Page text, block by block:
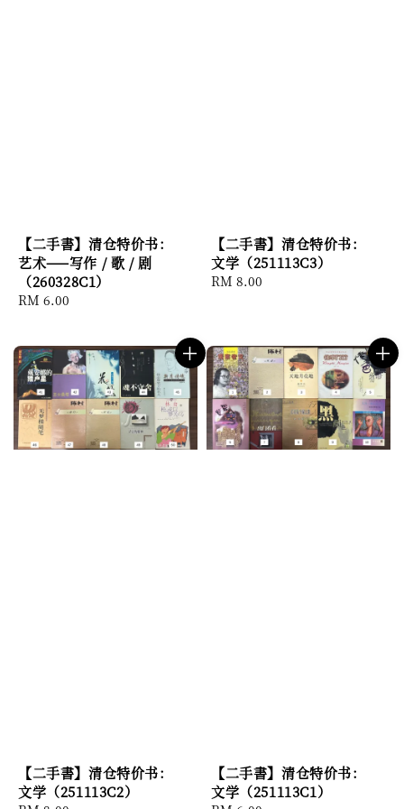
【二手書】清仓特价书：
艺术——写作 / 歌 / 剧
（260328C1）
Regular
RM 6.00
【二手書】清仓特价书：
文学（251113C3）
Regular
RM 8.00
【二手書】清仓特价书：
文学（251113C2）
【二手書】清仓特价书：
文学（251113C1）